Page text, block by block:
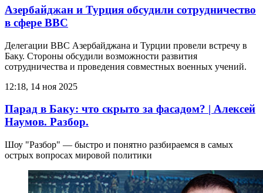
Азербайджан и Турция обсудили сотрудничество
в сфере ВВС
Делегации ВВС Азербайджана и Турции провели встречу в
Баку. Стороны обсудили возможности развития
сотрудничества и проведения совместных военных учений.
12:18, 14 ноя 2025
Парад в Баку: что скрыто за фасадом? | Алексей
Наумов. Разбор.
Шоу "Разбор" — быстро и понятно разбираемся в самых
острых вопросах мировой политики